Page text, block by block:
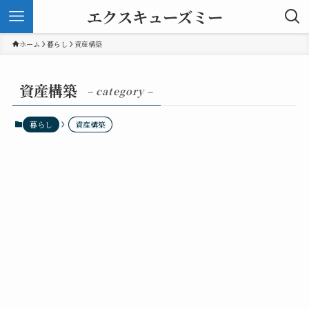
エクスキューズミー
ホーム 暮らし 資産構築
資産構築 – category –
暮らし 資産構築